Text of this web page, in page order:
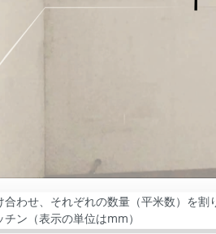
わせ、それぞれの数量（平米数）を割
チン（表示の単位はmm）